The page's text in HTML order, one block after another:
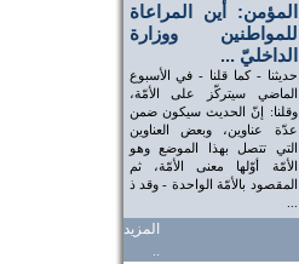
المؤمن: أين المراعاة
للمواطنين ووزارة
الداخليّ ...
حديثنا - كما قلنا - في الأسبوع
الماضي سيتركّز على الأمّة،
وقلنا: إنّ الحديث سيكون ضمن
عدّة عناوين، وبعض العناوين
التي تتصل بهذا الموضع وهو
الأمّة أوّلها معنى الأمّة، ثم
المقصود بالأمّة الواحدة - وقد ذ
المزيد
..